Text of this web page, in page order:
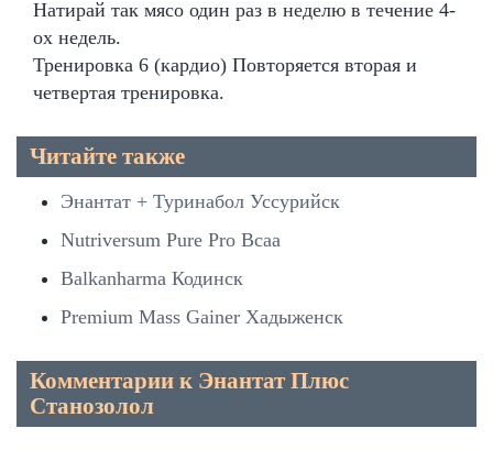
Натирай так мясо один раз в неделю в течение 4-
ох недель.
Тренировка 6 (кардио) Повторяется вторая и
четвертая тренировка.
Читайте также
Энантат + Туринабол Уссурийск
Nutriversum Pure Pro Bcaa
Balkanharma Кодинск
Premium Mass Gainer Хадыженск
Комментарии к Энантат Плюс
Станозолол